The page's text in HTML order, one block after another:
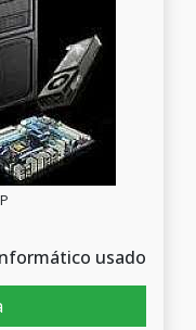
usado